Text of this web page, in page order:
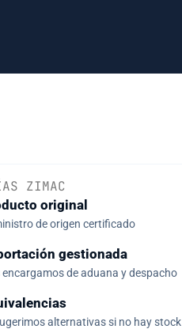
ZIMAC
original
de origen certificado
gestionada
encargamos de aduana y despacho
alternativas si no hay stock